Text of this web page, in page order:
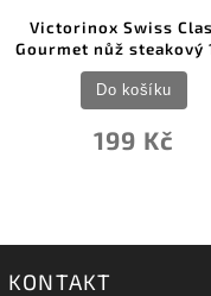
Victorinox Swiss
Gourmet nůž steakový
199 Kč
Do košíku
KONTAKT